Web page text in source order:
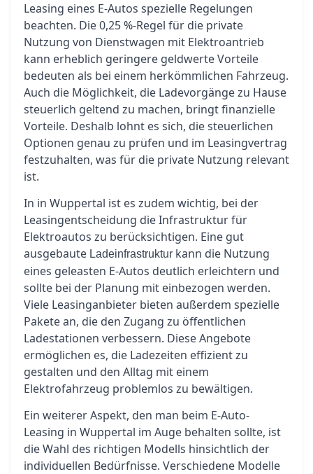
Leasing eines E-Autos spezielle Regelungen
beachten. Die 0,25 %-Regel für die private
Nutzung von Dienstwagen mit Elektroantrieb
kann erheblich geringere geldwerte Vorteile
bedeuten als bei einem herkömmlichen Fahrzeug.
Auch die Möglichkeit, die Ladevorgänge zu Hause
steuerlich geltend zu machen, bringt finanzielle
Vorteile. Deshalb lohnt es sich, die steuerlichen
Optionen genau zu prüfen und im Leasingvertrag
festzuhalten, was für die private Nutzung relevant
ist.
In in Wuppertal ist es zudem wichtig, bei der
Leasingentscheidung die Infrastruktur für
Elektroautos zu berücksichtigen. Eine gut
ausgebaute Ladeinfrastruktur kann die Nutzung
eines geleasten E-Autos deutlich erleichtern und
sollte bei der Planung mit einbezogen werden.
Viele Leasinganbieter bieten außerdem spezielle
Pakete an, die den Zugang zu öffentlichen
Ladestationen verbessern. Diese Angebote
ermöglichen es, die Ladezeiten effizient zu
gestalten und den Alltag mit einem
Elektrofahrzeug problemlos zu bewältigen.
Ein weiterer Aspekt, den man beim E-Auto-
Leasing in Wuppertal im Auge behalten sollte, ist
die Wahl des richtigen Modells hinsichtlich der
individuellen Bedürfnisse. Verschiedene Modelle